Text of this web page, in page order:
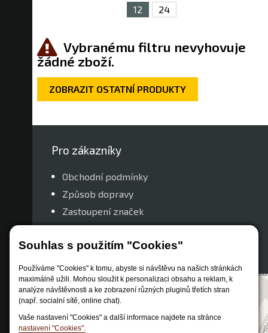
Souhlas s použitím "Cookies"
Používáme "Cookies" k tomu, abyste si návštěvu na našich stránkách
maximálně užili. Mohou sloužit k personalizaci obsahu a reklam, k
analýze návštěvnosti a ke zobrazení různých pluginů třetích stran
(např. socialní sítě, online chat).
Vaše nastavení "Cookies" a další informace najdete na stránce
nastavení "Cookies".
12 24
Vybranému filtru nevyhovuje
žádné zboží.
ZOBRAZIT OSTATNÍ PRODUKTY
Pro zákazníky
Obchodní podmínky
Způsob dopravy
Zastoupení značek
Reklamační řád
Nastavení soukromí